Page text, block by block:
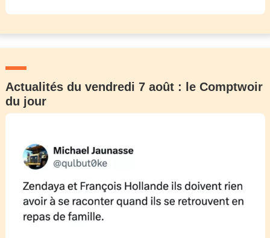
Actualités du vendredi 7 août : le Comptwoir
du jour